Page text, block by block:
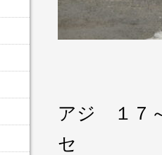
アジ １７
セ